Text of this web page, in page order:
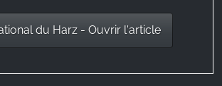
du Harz - Ouvrir l'article